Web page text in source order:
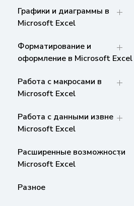
Графики и диаграммы в
Microsoft Excel
Форматирование и
оформление в Microsoft Excel
Работа с макросами в
Microsoft Excel
Работа с данными извне
Microsoft Excel
Расширенные возможности
Microsoft Excel
Разное